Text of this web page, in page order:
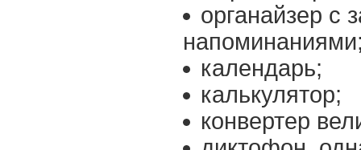
органайзер с
календарь;
калькулятор;
конвертер